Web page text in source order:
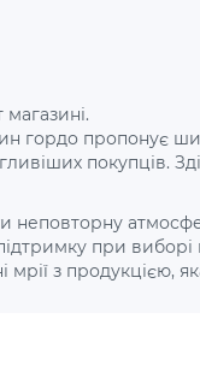
гордо пропонує
покупців.
при виборі
з продукцією,